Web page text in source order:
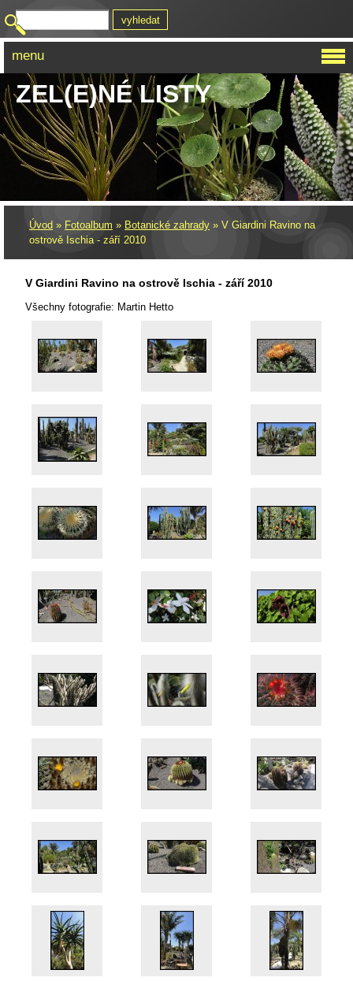
ZEL(E)NÉ LISTY
Úvod » Fotoalbum » Botanické zahrady » V Giardini Ravino na
ostrově Ischia - září 2010
V Giardini Ravino na ostrově Ischia - září 2010
Všechny fotografie: Martin Hetto
menu